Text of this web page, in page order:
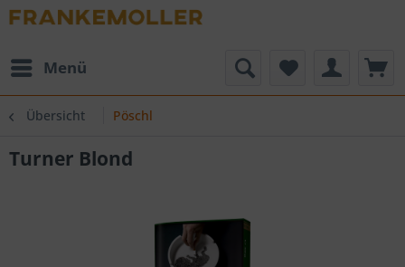
Menü
Übersicht Pöschl
Turner Blond